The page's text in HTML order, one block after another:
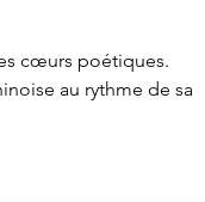
cœurs poétiques.
au rythme de sa